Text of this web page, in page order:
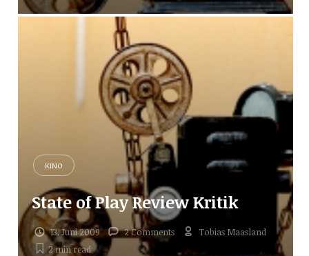
KINO
State of Play Review Kritik
13. Juni 2009 2 Comments
Tobias Maasland
2 minread